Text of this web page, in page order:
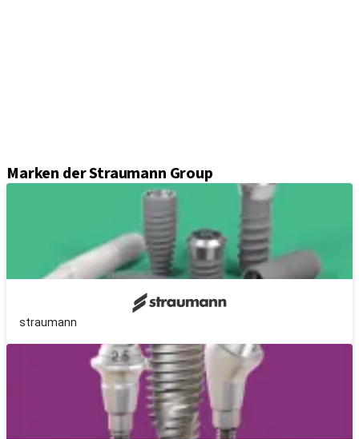
Marken der Straumann Group
straumann